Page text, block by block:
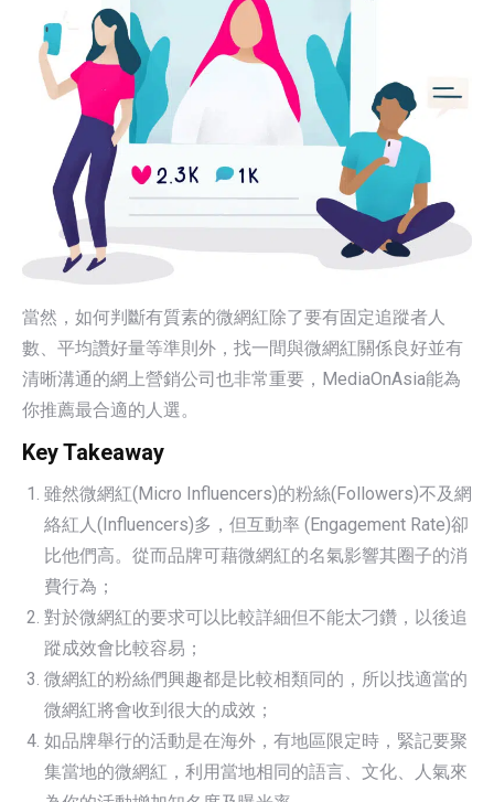
當然，如何判斷有質素的微網紅除了要有固定追蹤者人
數、平均讚好量等準則外，找一間與微網紅關係良好並有
清晰溝通的網上營銷公司也非常重要，MediaOnAsia能為
你推薦最合適的人選。
Key Takeaway
雖然微網紅(Micro Influencers)的粉絲(Followers)不及網
絡紅人(Influencers)多，但互動率 (Engagement Rate)卻
比他們高。從而品牌可藉微網紅的名氣影響其圈子的消
費行為；
對於微網紅的要求可以比較詳細但不能太刁鑽，以後追
蹤成效會比較容易；
微網紅的粉絲們興趣都是比較相類同的，所以找適當的
微網紅將會收到很大的成效；
如品牌舉行的活動是在海外，有地區限定時，緊記要聚
集當地的微網紅，利用當地相同的語言、文化、人氣來